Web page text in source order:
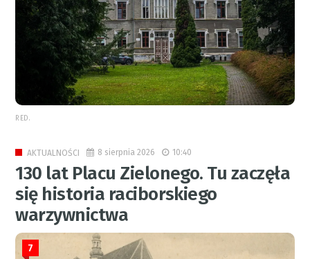
RED.
AKTUALNOŚCI 8 sierpnia 2026 10:40
130 lat Placu Zielonego. Tu zaczęła
się historia raciborskiego
warzywnictwa
7